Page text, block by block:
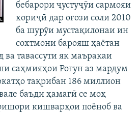
бебарори ҷустуҷӯи сармояи
хориҷӣ дар оғози соли 2010
ба шурӯи мустақилонаи ин
сохтмони барояш ҳаётан
тавассути як маъракаи
саҳмияҳои Роғун аз мардум
тақрибан 186 миллион
баъди ҳамагӣ се моҳ
кишварҳои поёноб ва